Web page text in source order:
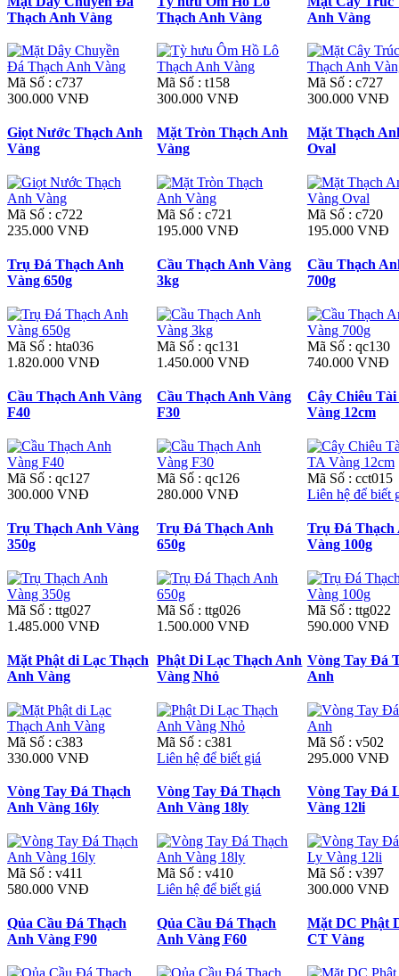
Thạch Anh Vàng
Mã Số : c737
300.000 VNĐ
Thạch Anh Vàng
Mã Số : t158
300.000 VNĐ
Anh Vàng
Mã Số : c727
300.000 VNĐ
Giọt Nước Thạch Anh
Vàng
Mã Số : c722
235.000 VNĐ
Mặt Tròn Thạch Anh
Vàng
Mã Số : c721
195.000 VNĐ
Mặt Thạch
Oval
Mã Số : c720
195.000 VNĐ
Trụ Đá Thạch Anh
Vàng 650g
Mã Số : hta036
1.820.000 VNĐ
Cầu Thạch Anh Vàng
3kg
Mã Số : qc131
1.450.000 VNĐ
Cầu Thạch
700g
Mã Số : qc130
740.000 VNĐ
Cầu Thạch Anh Vàng
F40
Mã Số : qc127
300.000 VNĐ
Cầu Thạch Anh Vàng
F30
Mã Số : qc126
280.000 VNĐ
Cây Chiêu
Vàng 12cm
Mã Số : cct015
Liên hệ để biết
Trụ Thạch Anh Vàng
350g
Mã Số : ttg027
1.485.000 VNĐ
Trụ Đá Thạch Anh
650g
Mã Số : ttg026
1.500.000 VNĐ
Trụ Đá Thạch
Vàng 100g
Mã Số : ttg022
590.000 VNĐ
Mặt Phật di Lạc Thạch
Anh Vàng
Mã Số : c383
330.000 VNĐ
Phật Di Lạc Thạch Anh
Vàng Nhỏ
Mã Số : c381
Liên hệ để biết giá
Vòng Tay Đá
Anh
Mã Số : v502
295.000 VNĐ
Vòng Tay Đá Thạch
Anh Vàng 16ly
Mã Số : v411
580.000 VNĐ
Vòng Tay Đá Thạch
Anh Vàng 18ly
Mã Số : v410
Liên hệ để biết giá
Vòng Tay Đá
Vàng 12li
Mã Số : v397
300.000 VNĐ
Qủa Cầu Đá Thạch
Anh Vàng F90
Qủa Cầu Đá Thạch
Anh Vàng F60
Mặt DC Phật
CT Vàng